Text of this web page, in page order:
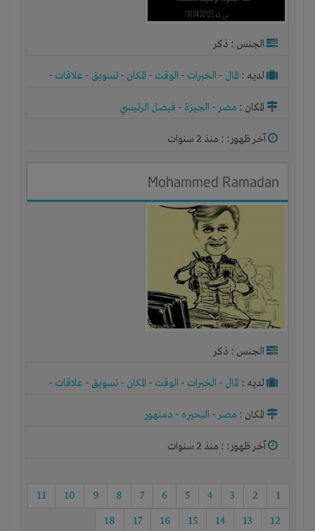
الجنس : ذكر
لديـه : المال - الخبرات - الوقت - المكان - تسويق - علاقات -
المكان : مصر- الجيزة - فيصل الرئيسي
آخر ظهور: : منذ 2 سنوات
Mohammed Ramadan
الجنس : ذكر
لديـه : المال - الخبرات - الوقت - المكان - تسويق - علاقات -
المكان : مصر- البحيره - دمنهور
آخر ظهور: : منذ 2 سنوات
1
2
3
4
5
6
7
8
9
10
11
12
13
14
15
16
17
18